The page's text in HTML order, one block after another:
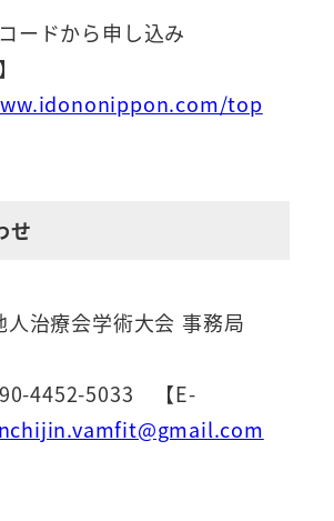
ードから申し込み
top
せ
人治療会学術大会 事務局
4452-5033 【E-